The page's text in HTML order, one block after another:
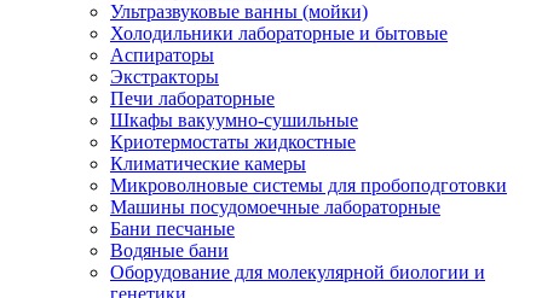
Ультразвуковые ванны (мойки)
Холодильники лабораторные и бытовые
Аспираторы
Экстракторы
Печи лабораторные
Шкафы вакуумно-сушильные
Криотермостаты жидкостные
Климатические камеры
Микроволновые системы для пробоподготовки
Машины посудомоечные лабораторные
Бани песчаные
Водяные бани
Оборудование для молекулярной биологии и
генетики